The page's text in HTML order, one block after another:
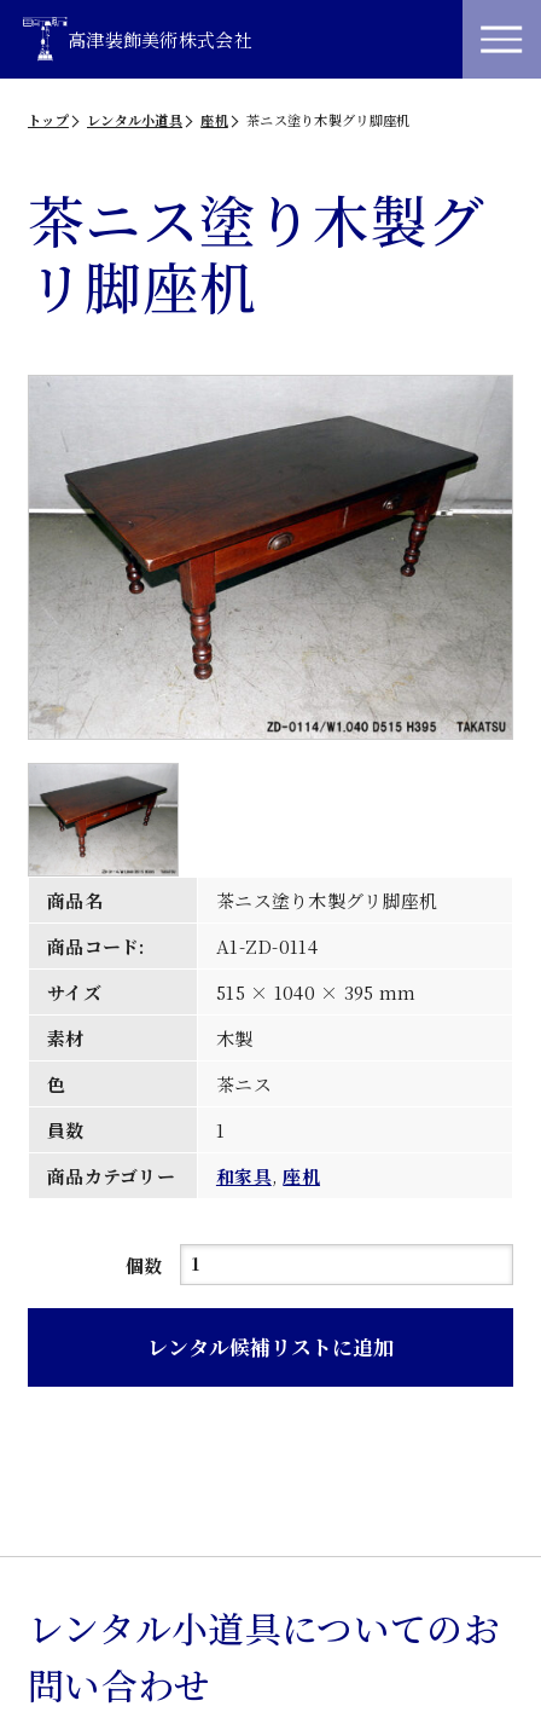
高津装飾美術株式会社
トップ レンタル小道具 座机 茶ニス塗り木製グリ脚座机
茶ニス塗り木製グ
リ脚座机
商品名
茶ニス塗り木製グリ脚座机
商品コード:
A1-ZD-0114
サイズ
515 × 1040 × 395 mm
素材
木製
色
茶ニス
員数
1
商品カテゴリー
和家具,座机
個数
茶
塗
座
机
個
レンタル候補リストに追加
レンタル小道具についてのお
問い合わせ